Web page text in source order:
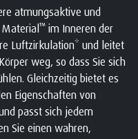
atmungsaktive und
Material™ im Inneren der
Luftzirkulation* und leitet
weg, so dass Sie sich
Gleichzeitig bietet es
Eigenschaften von
passt sich jedem
Sie einen wahren,